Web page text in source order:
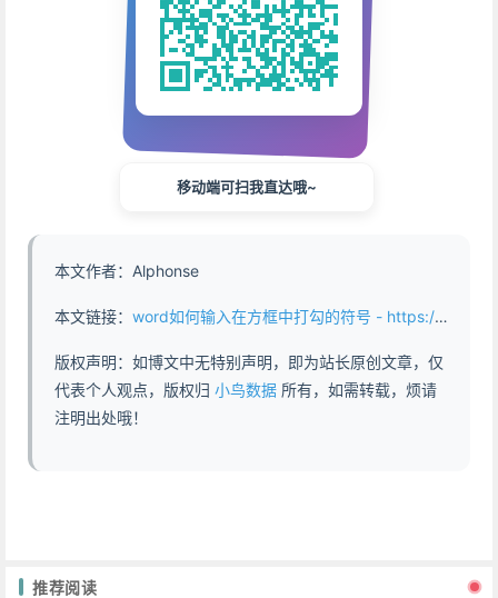
移动端可扫我直达哦~
本文作者：Alphonse
本文链接： word如何输入在方框中打勾的符号 - https://www.abddb.com/word_tick_in_the_box.html
版权声明：如博文中无特别声明，即为站长原创文章，仅
代表个人观点，版权归 小鸟数据 所有，如需转载，烦请
注明出处哦！
推荐阅读